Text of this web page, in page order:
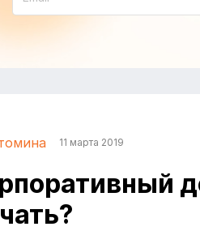
11 марта 2019